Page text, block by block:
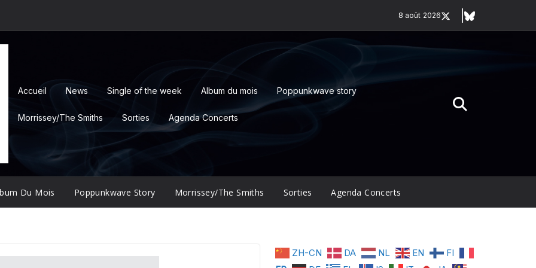
8 août 2026
Accueil News Single of the week Album du mois Poppunkwave story
Morrissey/The Smiths Sorties Agenda Concerts
Du Mois Poppunkwave Story Morrissey/The Smiths Sorties Agenda Concerts
ZH-CN DA NL EN
FI